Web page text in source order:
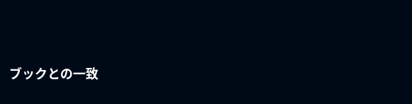
ブックとの一致